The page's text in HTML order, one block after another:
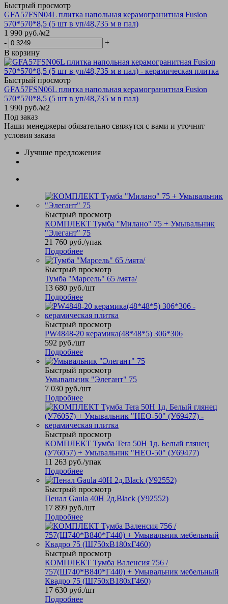
Быстрый просмотр
GFA57FSN04L плитка напольная керамогранитная Fusion
570*570*8,5 (5 шт в уп/48,735 м в пал)
1 990 руб./м2
-
+
В корзину
Быстрый просмотр
GFA57FSN06L плитка напольная керамогранитная Fusion
570*570*8,5 (5 шт в уп/48,735 м в пал)
1 990 руб./м2
Под заказ
Наши менеджеры обязательно свяжутся с вами и уточнят
условия заказа
Лучшие предложения
Быстрый просмотр
КОМПЛЕКТ Тумба "Милано" 75 + Умывальник
"Элегант" 75
21 760 руб./упак
Подробнее
Быстрый просмотр
Тумба "Марсель" 65 /мята/
13 680 руб./шт
Подробнее
Быстрый просмотр
PW4848-20 керамика(48*48*5) 306*306
592 руб./шт
Подробнее
Быстрый просмотр
Умывальник "Элегант" 75
7 030 руб./шт
Подробнее
Быстрый просмотр
КОМПЛЕКТ Тумба Tera 50Н 1д. Белый глянец
(У76057) + Умывальник "НЕО-50" (У69477)
11 263 руб./упак
Подробнее
Быстрый просмотр
Пенал Gaula 40Н 2д.Black (У92552)
17 899 руб./шт
Подробнее
Быстрый просмотр
КОМПЛЕКТ Тумба Валенсия 756 /
757(Ш740*В840*Г440) + Умывальник мебельный
Квадро 75 (Ш750хВ180хГ460)
17 630 руб./шт
Подробнее